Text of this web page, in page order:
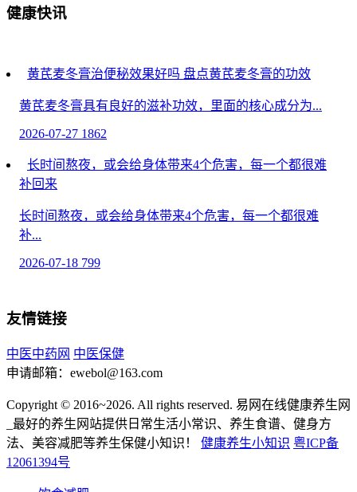
健康快讯
黄芪麦冬膏治便秘效果好吗 盘点黄芪麦冬膏的功效
黄芪麦冬膏具有良好的滋补功效，里面的核心成分为...
2026-07-27 1862
长时间熬夜，或会给身体带来4个危害，每一个都很难
补回来
长时间熬夜，或会给身体带来4个危害，每一个都很难
补...
2026-07-18 799
化！提醒：别忽视这些信号
每天吃苹果的人，用不了多久，身体可能出现6个变化！
提...
吃黄精的6大害处 黄精的危害和副作用
黄精是一种日常生活中常见的中药，服用具有不错的...
友情链接
中医中药网 中医保健
申请邮箱：ewebol@163.com
Copyright © 2016~2026. All rights reserved. 易网在线健康养生网
_最好的养生网站提供日常生活小常识、养生食谱、健身方
法、美容减肥等养生保健小知识！ 健康养生小知识 粤ICP备
12061394号